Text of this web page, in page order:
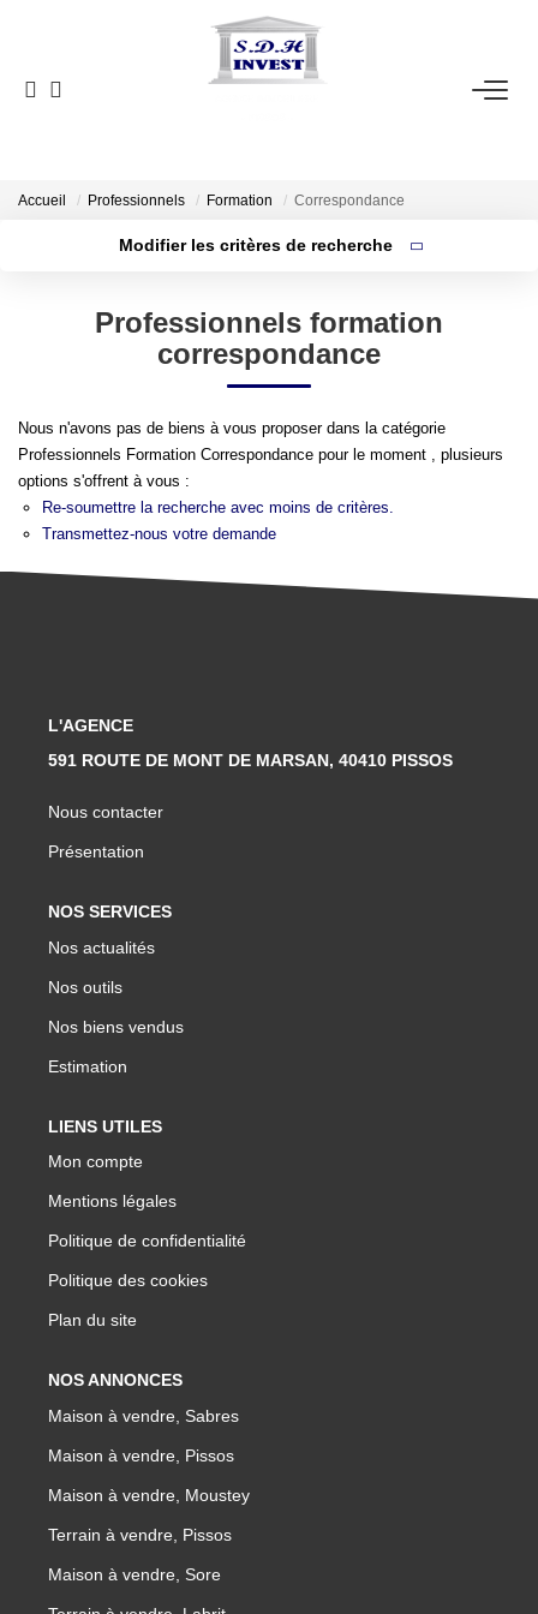
ACCUEIL
NOTRE AGENCE
NOS OUTILS
CONTACT
Accueil Professionnels Formation Correspondance
Modifier les critères de recherche
Surface min
Plus de critères Créer une alerte
Professionnels formation
correspondance
Nous n'avons pas de biens à vous proposer dans la catégorie
Professionnels Formation Correspondance pour le moment , plusieurs
options s'offrent à vous :
Re-soumettre la recherche avec moins de critères.
Transmettez-nous votre demande
L'AGENCE
591 ROUTE DE MONT DE MARSAN, 40410 PISSOS
Nous contacter
Présentation
NOS SERVICES
Nos actualités
Nos outils
Nos biens vendus
Estimation
LIENS UTILES
Mon compte
Mentions légales
Politique de confidentialité
Politique des cookies
Plan du site
NOS ANNONCES
Maison à vendre, Sabres
Maison à vendre, Pissos
Maison à vendre, Moustey
Terrain à vendre, Pissos
Maison à vendre, Sore